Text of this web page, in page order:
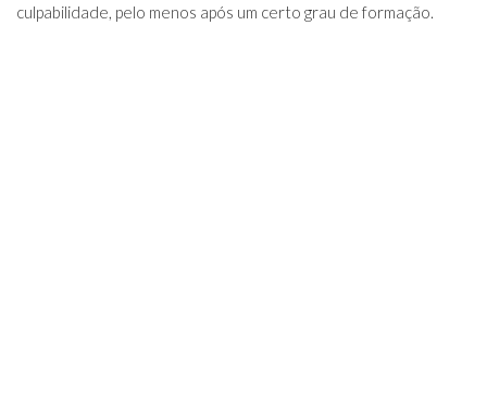
culpabilidade, pelo menos após um certo grau de formação.